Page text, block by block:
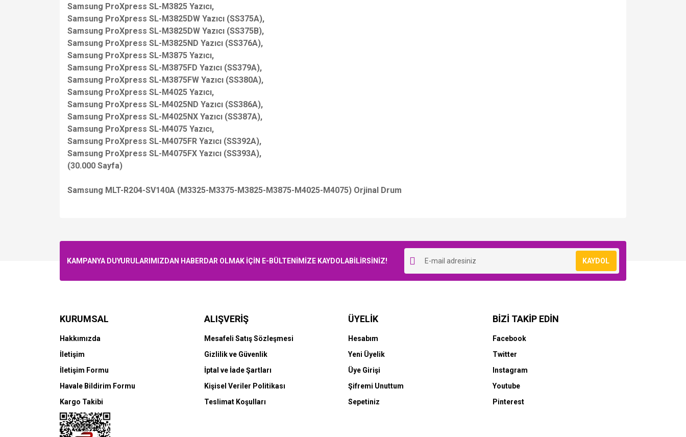
Samsung ProXpress SL-M3825 Yazıcı,
Samsung ProXpress SL-M3825DW Yazıcı (SS375A),
Samsung ProXpress SL-M3825DW Yazıcı (SS375B),
Samsung ProXpress SL-M3825ND Yazıcı (SS376A),
Samsung ProXpress SL-M3875 Yazıcı,
Samsung ProXpress SL-M3875FD Yazıcı (SS379A),
Samsung ProXpress SL-M3875FW Yazıcı (SS380A),
Samsung ProXpress SL-M4025 Yazıcı,
Samsung ProXpress SL-M4025ND Yazıcı (SS386A),
Samsung ProXpress SL-M4025NX Yazıcı (SS387A),
Samsung ProXpress SL-M4075 Yazıcı,
Samsung ProXpress SL-M4075FR Yazıcı (SS392A),
Samsung ProXpress SL-M4075FX Yazıcı (SS393A),
(30.000 Sayfa)
Samsung MLT-R204-SV140A (M3325-M3375-M3825-M3875-M4025-M4075) Orjinal Drum
KAMPANYA DUYURULARIMIZDAN HABERDAR OLMAK İÇİN E-BÜLTENİMİZE KAYDOLABİLİRSİNİZ! KAYDOL
KURUMSAL
Hakkımızda
İletişim
İletişim Formu
Havale Bildirim Formu
Kargo Takibi
ALIŞVERİŞ
Mesafeli Satış Sözleşmesi
Gizlilik ve Güvenlik
İptal ve İade Şartları
Kişisel Veriler Politikası
Teslimat Koşulları
ÜYELİK
Hesabım
Yeni Üyelik
Üye Girişi
Şifremi Unuttum
Sepetiniz
BİZİ TAKİP EDİN
Facebook
Twitter
Instagram
Youtube
Pinterest